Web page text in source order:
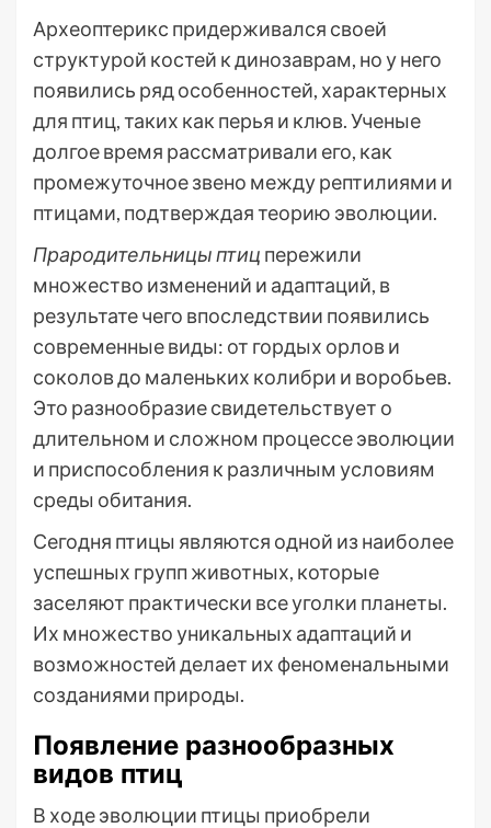
Археоптерикс придерживался своей
структурой костей к динозаврам, но у него
появились ряд особенностей, характерных
для птиц, таких как перья и клюв. Ученые
долгое время рассматривали его, как
промежуточное звено между рептилиями и
птицами, подтверждая теорию эволюции.
Прародительницы птиц пережили
множество изменений и адаптаций, в
результате чего впоследствии появились
современные виды: от гордых орлов и
соколов до маленьких колибри и воробьев.
Это разнообразие свидетельствует о
длительном и сложном процессе эволюции
и приспособления к различным условиям
среды обитания.
Сегодня птицы являются одной из наиболее
успешных групп животных, которые
заселяют практически все уголки планеты.
Их множество уникальных адаптаций и
возможностей делает их феноменальными
созданиями природы.
Появление разнообразных
видов птиц
В ходе эволюции птицы приобрели